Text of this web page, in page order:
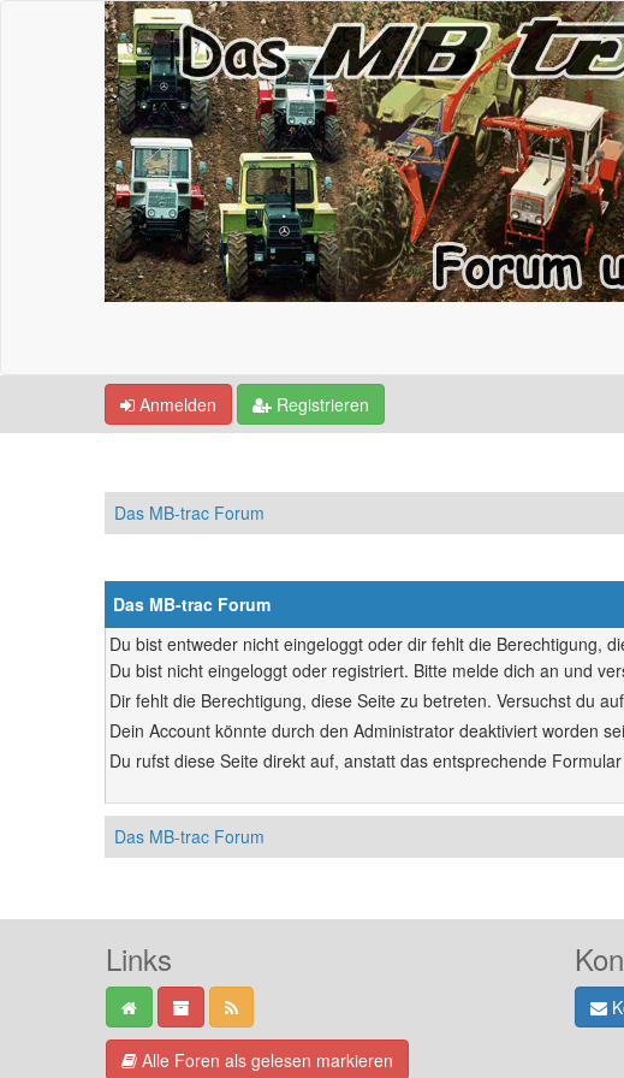
Anmelden Registrieren
Das MB-trac Forum
Das MB-trac Forum
Du bist entweder nicht eingeloggt oder dir fehlt die Berechtigung,
Du bist nicht eingeloggt oder registriert. Bitte melde dich an und
Dir fehlt die Berechtigung, diese Seite zu betreten. Versuchst du
Dein Account könnte durch den Administrator deaktiviert worden
Du rufst diese Seite direkt auf, anstatt das entsprechende
Das MB-trac Forum
Links
Alle Foren als gelesen markieren